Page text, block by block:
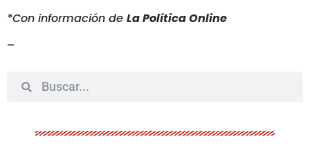
*Con información de La Política Online
–